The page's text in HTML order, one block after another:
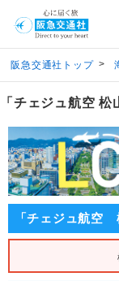
阪急交通社トップ >
「チェジュ航空
「チェジュ航空